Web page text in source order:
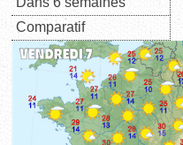
Comparatif